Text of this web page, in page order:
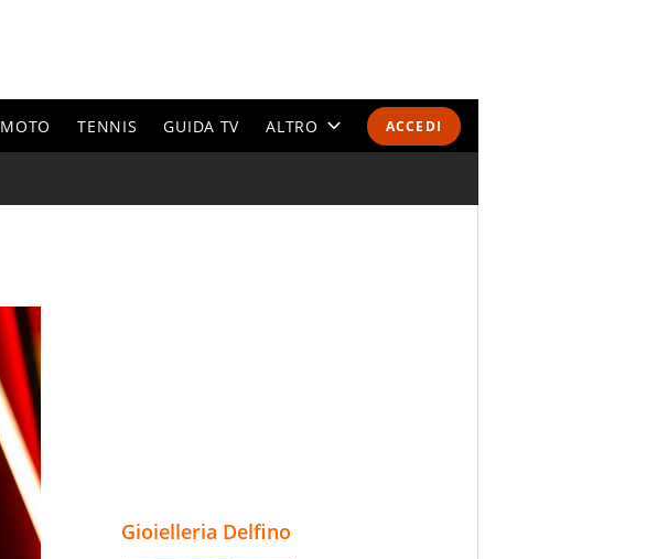
ACCEDI
MOTO TENNIS GUIDA TV ALTRO
Gioielleria Delfino